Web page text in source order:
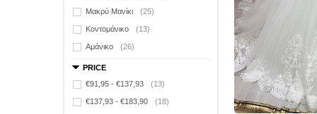
Μακρύ Μανίκι (25)
Κοντομάνικο (13)
Αμάνικο (26)
PRICE
€91,95 - €137,93
(13)
€137,93 - €183,90 (18)